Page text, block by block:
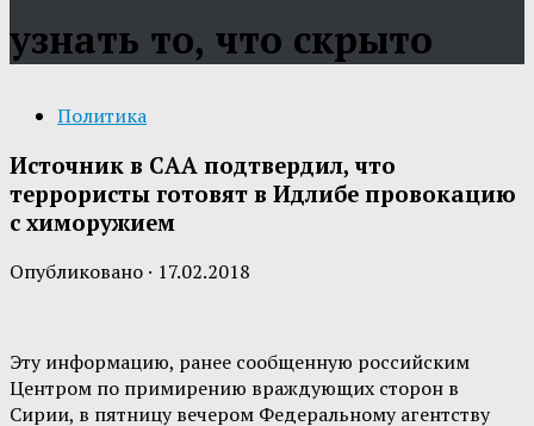
узнать то, что скрыто
Политика
Источник в САА подтвердил, что
террористы готовят в Идлибе провокацию
с химоружием
Опубликовано · 17.02.2018
Эту информацию, ранее сообщенную российским
Центром по примирению враждующих сторон в
Сирии, в пятницу вечером Федеральному агентству